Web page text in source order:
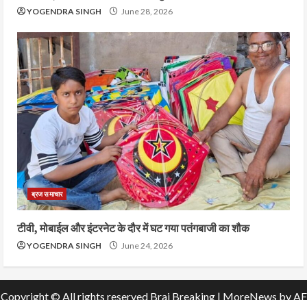
YOGENDRA SINGH June 28, 2026
ब्रज समाचार
टीवी, मोबाईल और इंटरनेट के दौर में घट गया पतंगबाजी का शौक
YOGENDRA SINGH June 24, 2026
Copyright © All rights reserved Braj Breaking | MoreNews by AF